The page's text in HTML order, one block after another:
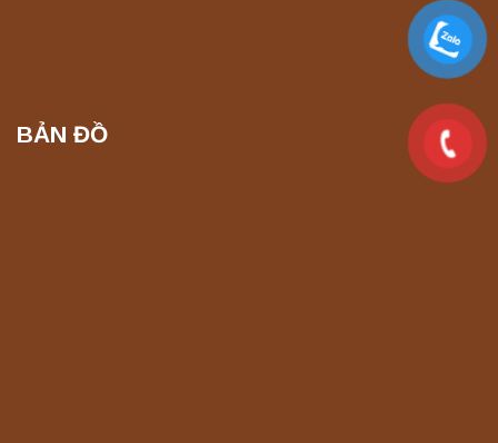
Máy ly tâm tốc độ cao để bàn YTG16G
Yonglekang – Thiết bị ly tâm phòng thí
Máy ly tâm tốc độ cao để bàn YTG16B
Yonglekang – Thiết bị ly tâm phòng thí
BẢN ĐỒ